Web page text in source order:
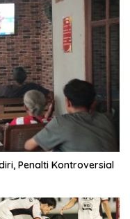
Penalti Kontroversial